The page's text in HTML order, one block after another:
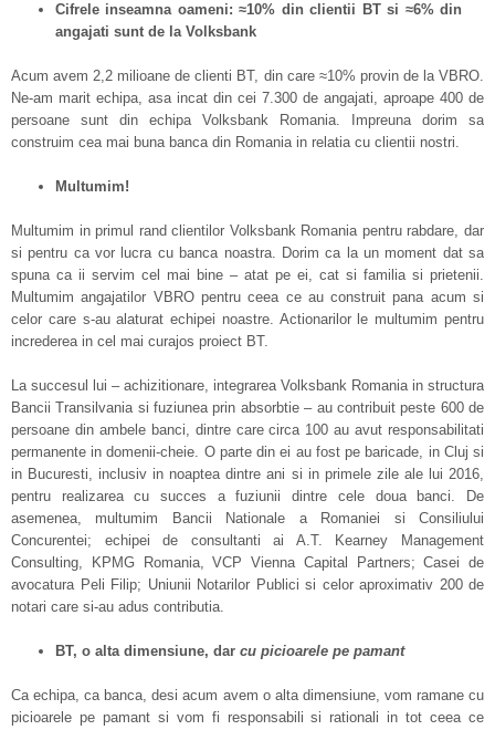
Cifrele inseamna oameni: ≈10% din clientii BT si ≈6% din
angajati sunt de la Volksbank
Acum avem 2,2 milioane de clienti BT, din care ≈10% provin de la VBRO.
Ne-am marit echipa, asa incat din cei 7.300 de angajati, aproape 400 de
persoane sunt din echipa Volksbank Romania. Impreuna dorim sa
construim cea mai buna banca din Romania in relatia cu clientii nostri.
Multumim!
Multumim in primul rand clientilor Volksbank Romania pentru rabdare, dar
si pentru ca vor lucra cu banca noastra. Dorim ca la un moment dat sa
spuna ca ii servim cel mai bine – atat pe ei, cat si familia si prietenii.
Multumim angajatilor VBRO pentru ceea ce au construit pana acum si
celor care s-au alaturat echipei noastre. Actionarilor le multumim pentru
increderea in cel mai curajos proiect BT.
La succesul lui – achizitionare, integrarea Volksbank Romania in structura
Bancii Transilvania si fuziunea prin absorbtie – au contribuit peste 600 de
persoane din ambele banci, dintre care circa 100 au avut responsabilitati
permanente in domenii-cheie. O parte din ei au fost pe baricade, in Cluj si
in Bucuresti, inclusiv in noaptea dintre ani si in primele zile ale lui 2016,
pentru realizarea cu succes a fuziunii dintre cele doua banci. De
asemenea, multumim Bancii Nationale a Romaniei si Consiliului
Concurentei; echipei de consultanti ai A.T. Kearney Management
Consulting, KPMG Romania, VCP Vienna Capital Partners; Casei de
avocatura Peli Filip; Uniunii Notarilor Publici si celor aproximativ 200 de
notari care si-au adus contributia.
BT, o alta dimensiune, dar cu picioarele pe pamant
Ca echipa, ca banca, desi acum avem o alta dimensiune, vom ramane cu
picioarele pe pamant si vom fi responsabili si rationali in tot ceea ce